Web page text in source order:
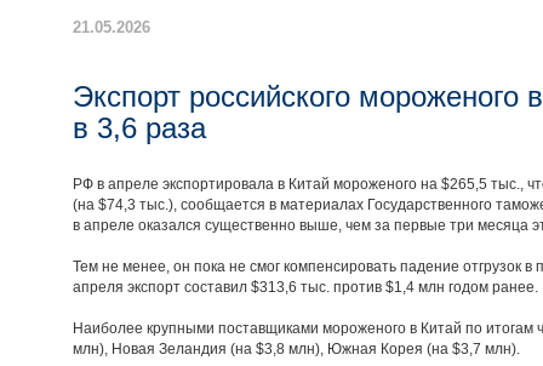
21.05.2026
Экспорт российского мороженого
в 3,6 раза
РФ в апреле экспортировала в Китай мороженого на $265,5 тыс.,
(на $74,3 тыс.), сообщается в материалах Государственного
в апреле оказался существенно выше, чем за первые три месяца
Тем не менее, он пока не смог компенсировать падение отгрузок
апреля экспорт составил $313,6 тыс. против $1,4 млн годом ранее.
Наиболее крупными поставщиками мороженого в Китай по
млн), Новая Зеландия (на $3,8 млн), Южная Корея (на $3,7 млн).